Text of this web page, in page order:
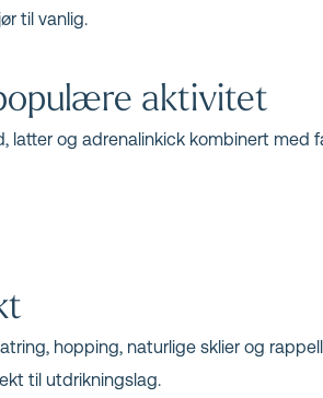
til vanlig.
aktivitet
latter og adrenalinkick kombinert
hopping, naturlige sklier og
til utdrikningslag.